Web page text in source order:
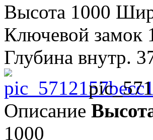
Высота 1000
Ключевой замок
Глубина внутр.
Описание
1000